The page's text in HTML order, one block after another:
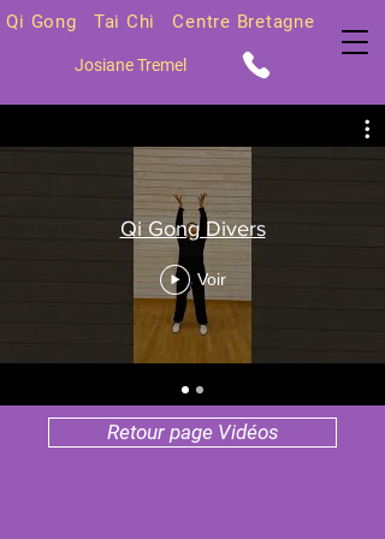
Qi Gong Tai Chi Centre Bretagne
Josiane Tremel
Qi Gong Divers
Voir
Retour page Vidéos